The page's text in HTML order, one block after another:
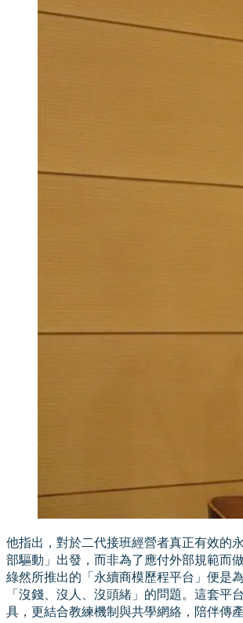
他指出，對於二代接班經營者真正有效的
部驅動」出發，而非為了應付外部規範而
綠然所推出的「永續商模歷程平台」便是
「沒錢、沒人、沒頭緒」的問題。這套平
具，更結合教練機制與共學網絡，陪伴傳